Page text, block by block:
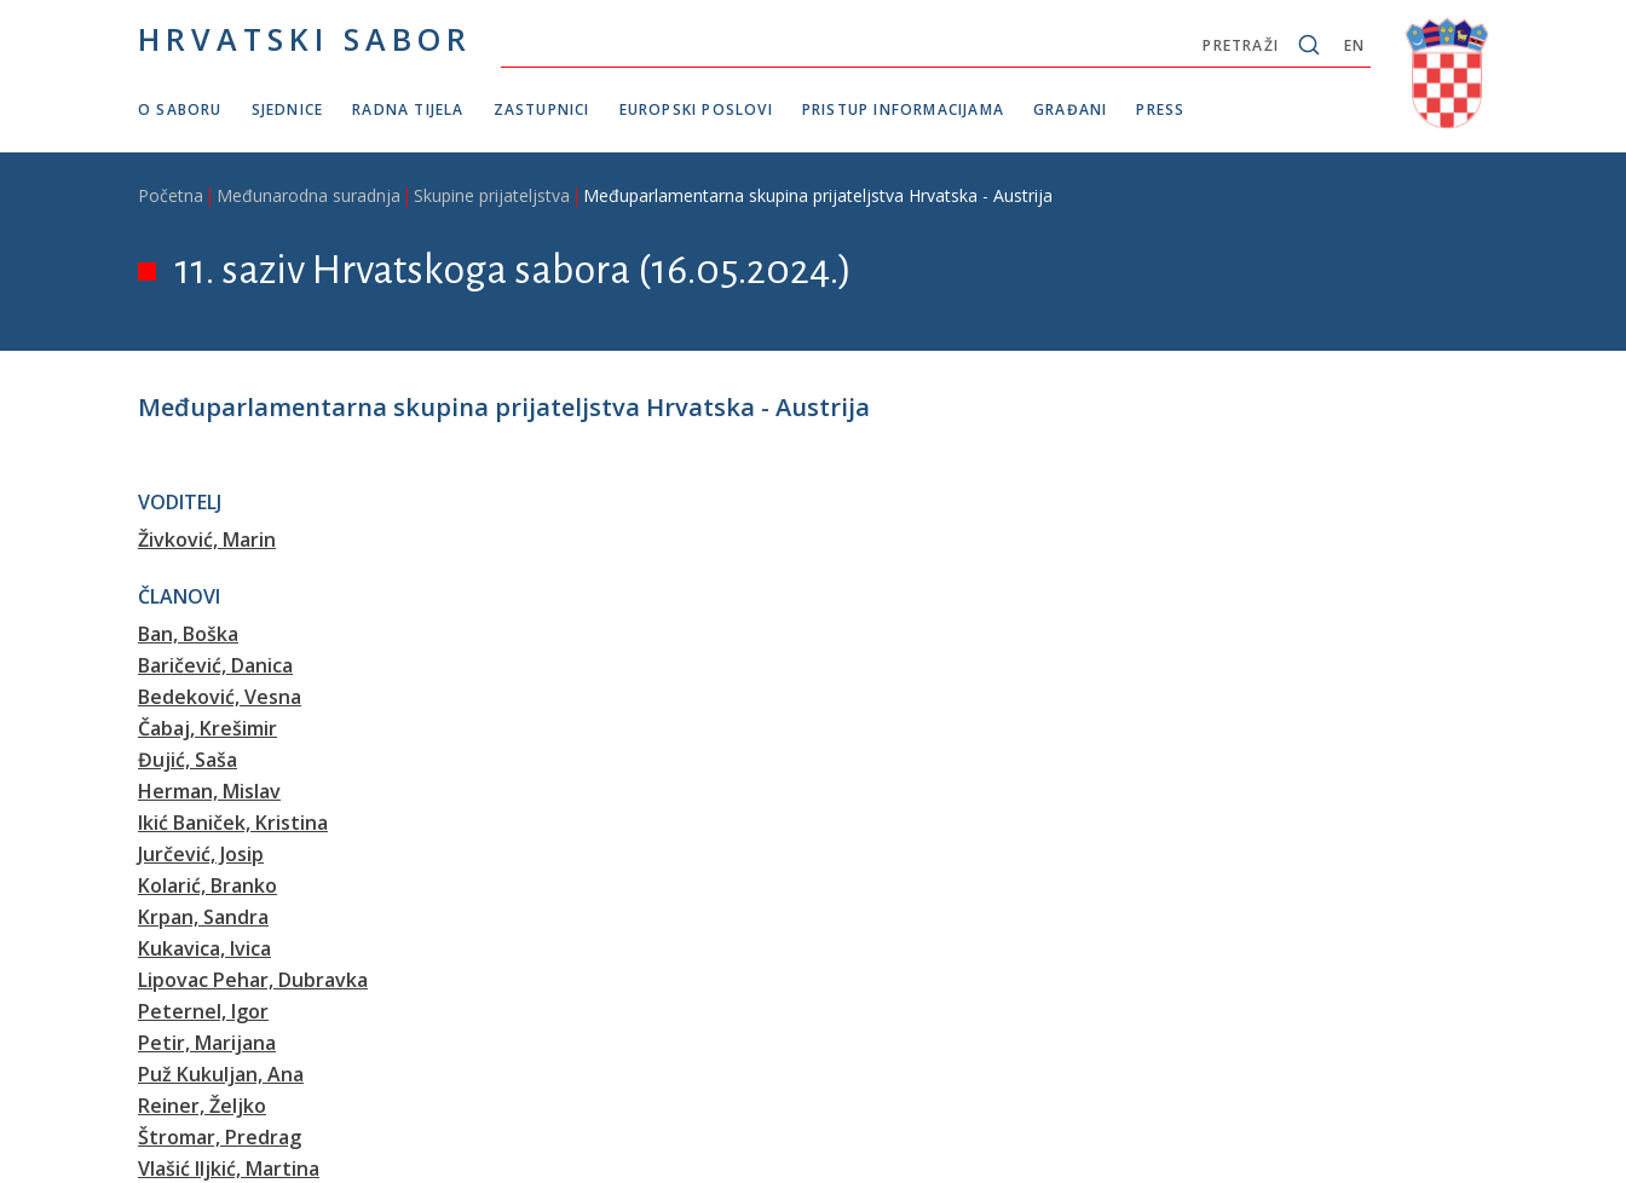
HRVATSKI SABOR EN
PRETRAŽI
O SABORU SJEDNICE RADNA TIJELA ZASTUPNICI EUROPSKI POSLOVI PRISTUP INFORMACIJAMA GRAĐANI PRESS
Breadcrumb
Početna Međunarodna suradnja Skupine prijateljstva Međuparlamentarna skupina prijateljstva Hrvatska - Austrija
11. saziv Hrvatskoga sabora (16.05.2024.)
Međuparlamentarna skupina prijateljstva Hrvatska - Austrija
VODITELJ
Živković, Marin
ČLANOVI
Ban, Boška
Baričević, Danica
Bedeković, Vesna
Čabaj, Krešimir
Đujić, Saša
Herman, Mislav
Ikić Baniček, Kristina
Jurčević, Josip
Kolarić, Branko
Krpan, Sandra
Kukavica, Ivica
Lipovac Pehar, Dubravka
Peternel, Igor
Petir, Marijana
Puž Kukuljan, Ana
Reiner, Željko
Štromar, Predrag
Vlašić Iljkić, Martina